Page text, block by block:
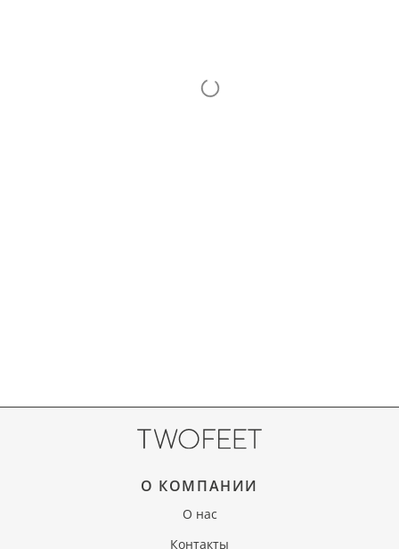
О КОМПАНИИ
О нас
Контакты